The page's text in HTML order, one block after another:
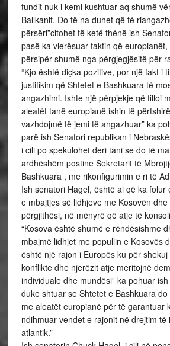
fundit nuk i kemi kushtuar aq shumë
Ballkanit. Do të na duhet që të
përsëri”citohet të ketë thënë ish
pasë ka vlerësuar faktin që
përsipër shumë nga përgjegjësitë për
“Kjo është diçka pozitive, por një fakt i
justifikim që Shtetet e Bashkuara të
angazhimi. Ishte një përpjekje që filloi
aleatët tanë europianë ishin të
vazhdojmë të jemi të angazhuar” ka
parë ish Senatori republikan i
i cili po spekulohet deri tani se do të
ardhëshëm postine Sekretarit të
Bashkuara , me rikonfigurimin e ri të
Ish senatori Hagel, është ai që ka folur
e mbajtjes së lidhjeve me Kosovën
përgjithësi, në mënyrë që atje të
“Kosova është shumë e rëndësishme
mbajmë lidhjet me popullin e Kosovës
është një rajon i Europës ku për
konflikte dhe njerëzit atje meritojnë
individuale dhe mundësi” ka pohuar
duke shtuar se Shtetet e Bashkuara
me aleatët europianë për të garantuar
ndihmuar vendet e rajonit në drejtim të
atlantik.”